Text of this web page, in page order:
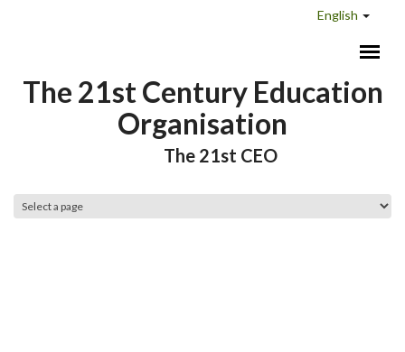
English
The 21st Century Education
Organisation
The 21st CEO